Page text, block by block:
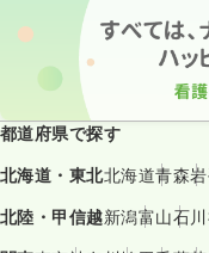
都道府県で探す
北海道・東北北海道青森
北陸・甲信越新潟富山石川